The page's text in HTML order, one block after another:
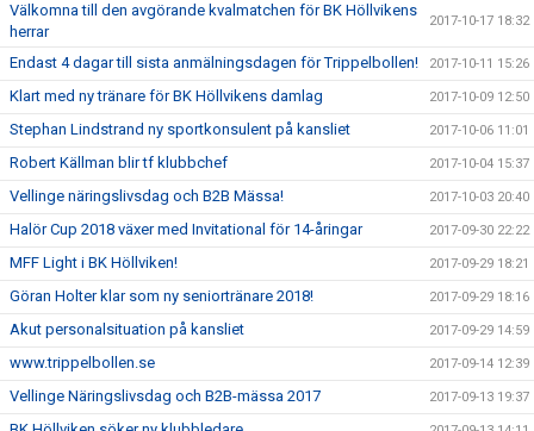
Välkomna till den avgörande kvalmatchen för BK Höllvikens
herrar
2017-10-17 18:32
Endast 4 dagar till sista anmälningsdagen för Trippelbollen! 2017-10-11 15:26
Klart med ny tränare för BK Höllvikens damlag 2017-10-09 12:50
Stephan Lindstrand ny sportkonsulent på kansliet 2017-10-06 11:01
Robert Källman blir tf klubbchef 2017-10-04 15:37
Vellinge näringslivsdag och B2B Mässa! 2017-10-03 20:40
Halör Cup 2018 växer med Invitational för 14-åringar 2017-09-30 22:22
MFF Light i BK Höllviken! 2017-09-29 18:21
Göran Holter klar som ny seniortränare 2018! 2017-09-29 18:16
Akut personalsituation på kansliet 2017-09-29 14:59
www.trippelbollen.se 2017-09-14 12:39
Vellinge Näringslivsdag och B2B-mässa 2017 2017-09-13 19:37